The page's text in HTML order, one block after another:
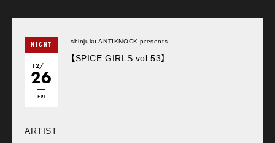
NIGHT
12/
26
FRI
shinjuku ANTIKNOCK presents
【SPICE GIRLS vol.53】
ARTIST